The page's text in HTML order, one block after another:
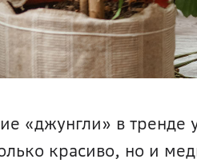
«джунгли» в тренде